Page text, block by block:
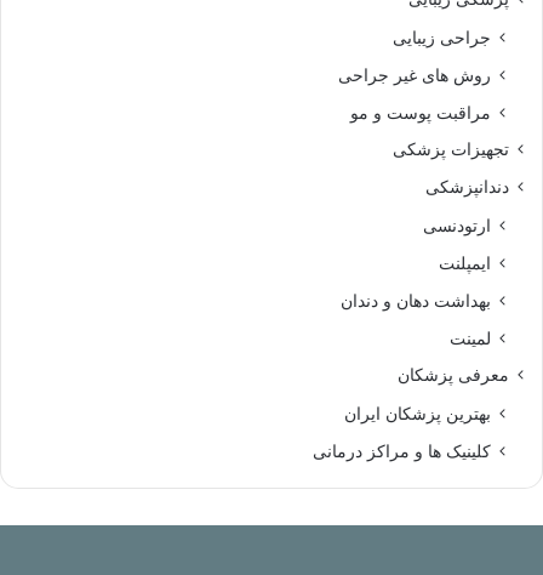
جراحی زیبایی
روش های غیر جراحی
مراقبت پوست و مو
تجهیزات پزشکی
دندانپزشکی
ارتودنسی
ایمپلنت
بهداشت دهان و دندان
لمینت
معرفی پزشکان
بهترین پزشکان ایران
کلینیک ها و مراکز درمانی